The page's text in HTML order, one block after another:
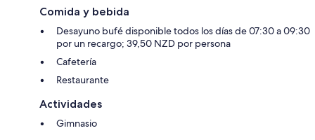
Comida y bebida
Desayuno bufé disponible todos los días de 07:30 a 09:30
por un recargo; 39,50 NZD por persona
Cafetería
Restaurante
Actividades
Gimnasio